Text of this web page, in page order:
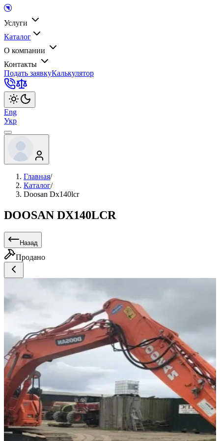
Услуги
Каталог
О компании
Контакты
Подать заявкуКалькулятор
Eng
Укр
Главная/
Каталог/
Doosan Dx140lcr
DOOSAN DX140LCR
Назад
Продано